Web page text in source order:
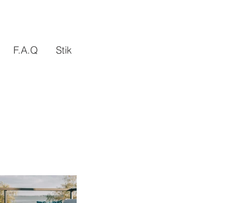
F.A.Q Stik